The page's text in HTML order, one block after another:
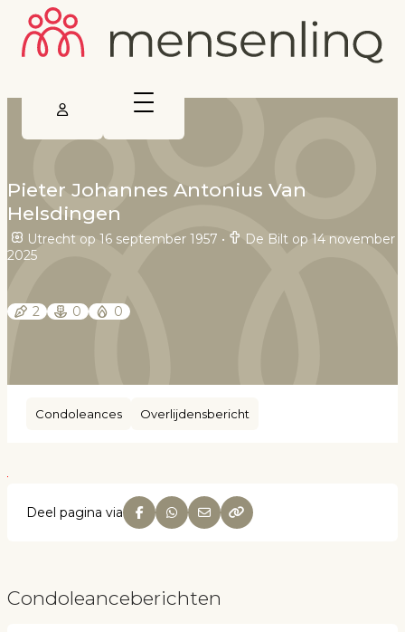
Pieter Johannes Antonius Van
Helsdingen
Utrecht op 16 september 1957 •
De Bilt op 14 november
2025
2 0 0
Condoleances Overlijdensbericht
Deel pagina via
Condoleanceberichten